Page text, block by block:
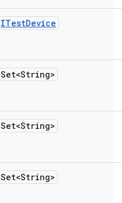
ITestDevice
Set<String>
Set<String>
Set<String>